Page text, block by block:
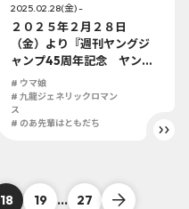
2025.02.28(金) -
２０２５年２月２８日
（金）より『週刊ヤングジ
ャンプ45周年記念 ヤング
ジャンプ×墨絵SHOP』第６
弾『ウマ娘 シンデレラグレ
イ』『九龍ジェネリックロ
マンス』『のあ先輩はとも
# ウマ娘
# 九龍ジェネリックロマン
ス
# のあ先輩はともだち
18 19 ... 27